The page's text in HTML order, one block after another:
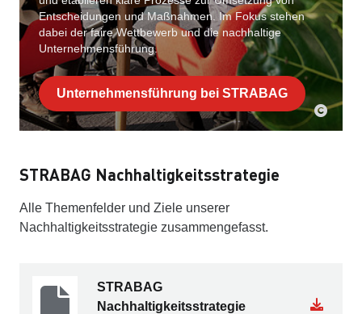
Entscheidungen und Maßnahmen. Im Fokus stehen
dabei der faire Wettbewerb und die nachhaltige
Unternehmensführung.
Unternehmensführung bei STRABAG
STRABAG Nachhaltigkeitsstrategie
Alle Themenfelder und Ziele unserer
Nachhaltigkeitsstrategie zusammengefasst.
STRABAG
Nachhaltigkeitsstrategie